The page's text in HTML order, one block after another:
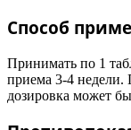
Способ
Принимать по 1
приема 3-4 недели.
дозировка может